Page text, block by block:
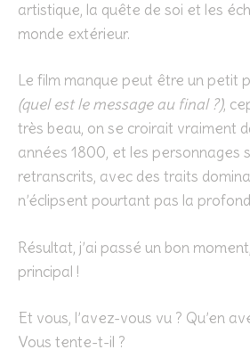
artistique, la quête de soi et les
monde extérieur.
Le film manque peut être un petit
(quel est le message au final ?),
très beau, on se croirait vraiment
années 1800, et les personnages
retranscrits, avec des traits
n’éclipsent pourtant pas la
Résultat, j’ai passé un bon
principal !
Et vous, l’avez-vous vu ? Qu’en
Vous tente-t-il ?